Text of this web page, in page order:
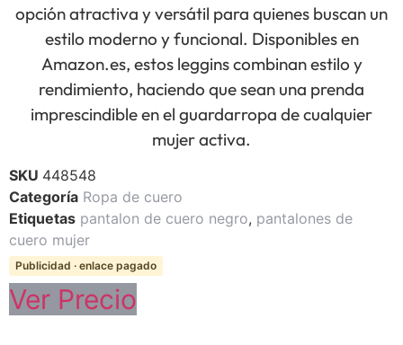
opción atractiva y versátil para quienes buscan un
estilo moderno y funcional. Disponibles en
Amazon.es, estos leggins combinan estilo y
rendimiento, haciendo que sean una prenda
imprescindible en el guardarropa de cualquier
mujer activa.
SKU 448548
Categoría Ropa de cuero
Etiquetas pantalon de cuero negro, pantalones de
cuero mujer
Publicidad · enlace pagado
Ver Precio